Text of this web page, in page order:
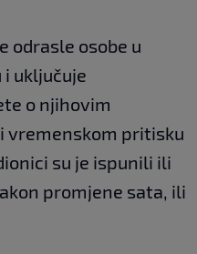
odrasle osobe u
uključuje
o njihovim
vremenskom pritisku
su je ispunili ili
promjene sata, ili